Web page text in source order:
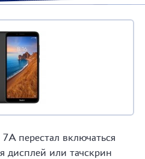
перестал включаться
дисплей или тачскрин